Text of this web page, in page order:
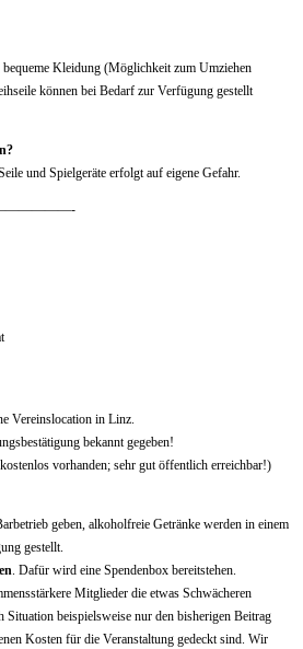
bequeme Kleidung (Möglichkeit zum Umziehen
können bei Bedarf zur Verfügung gestellt
und Spielgeräte erfolgt auf eigene Gefahr.
Vereinslocation in Linz.
bekannt gegeben!
vorhanden; sehr gut öffentlich erreichbar!)
geben, alkoholfreie Getränke werden in einem
gestellt.
. Dafür wird eine Spendenbox bereitstehen.
Mitglieder die etwas Schwächeren
Situation beispielsweise nur den bisherigen Beitrag
Kosten für die Veranstaltung gedeckt sind. Wir